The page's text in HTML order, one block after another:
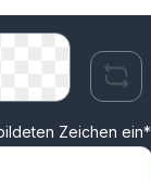
Zeichen ein*